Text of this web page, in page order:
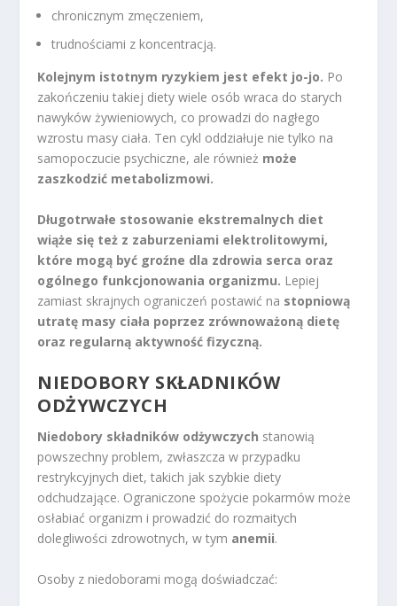
chronicznym zmęczeniem,
trudnościami z koncentracją.
Kolejnym istotnym ryzykiem jest efekt jo-jo. Po
zakończeniu takiej diety wiele osób wraca do starych
nawyków żywieniowych, co prowadzi do nagłego
wzrostu masy ciała. Ten cykl oddziałuje nie tylko na
samopoczucie psychiczne, ale również może
zaszkodzić metabolizmowi.
Długotrwałe stosowanie ekstremalnych diet
wiąże się też z zaburzeniami elektrolitowymi,
które mogą być groźne dla zdrowia serca oraz
ogólnego funkcjonowania organizmu. Lepiej
zamiast skrajnych ograniczeń postawić na stopniową
utratę masy ciała poprzez zrównoważoną dietę
oraz regularną aktywność fizyczną.
NIEDOBORY SKŁADNIKÓW
ODŻYWCZYCH
Niedobory składników odżywczych stanowią
powszechny problem, zwłaszcza w przypadku
restrykcyjnych diet, takich jak szybkie diety
odchudzające. Ograniczone spożycie pokarmów może
osłabiać organizm i prowadzić do rozmaitych
dolegliwości zdrowotnych, w tym anemii.
Osoby z niedoborami mogą doświadczać: